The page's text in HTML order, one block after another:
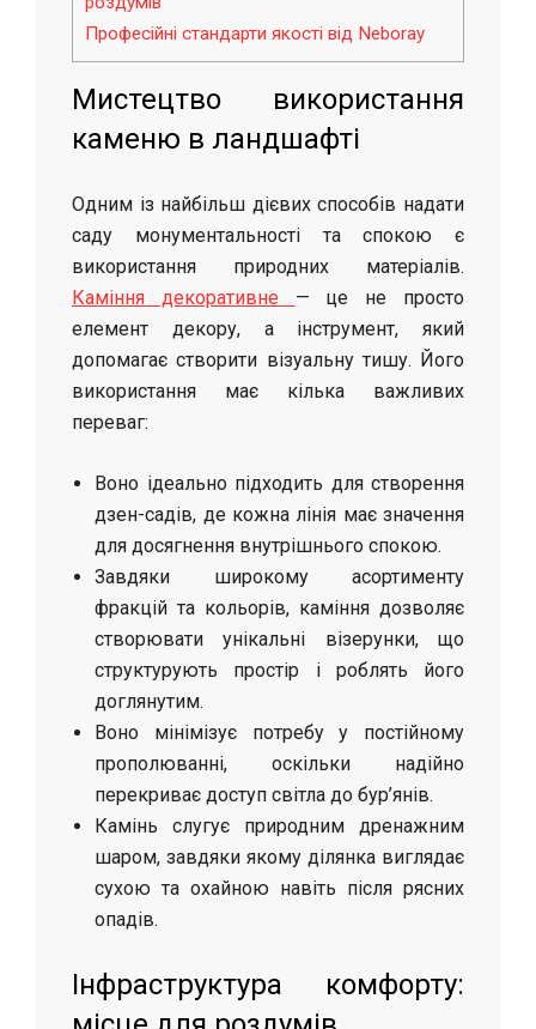
Професійні стандарти якості від Neboray
Мистецтво використання
каменю в ландшафті
Одним із найбільш дієвих способів надати
саду монументальності та спокою є
використання природних матеріалів.
Каміння декоративне — це не просто
елемент декору, а інструмент, який
допомагає створити візуальну тишу. Його
використання має кілька важливих
переваг:
Воно ідеально підходить для створення
дзен-садів, де кожна лінія має значення
для досягнення внутрішнього спокою.
Завдяки широкому асортименту
фракцій та кольорів, каміння дозволяє
створювати унікальні візерунки, що
структурують простір і роблять його
доглянутим.
Воно мінімізує потребу у постійному
прополюванні, оскільки надійно
перекриває доступ світла до бур’янів.
Камінь слугує природним дренажним
шаром, завдяки якому ділянка виглядає
сухою та охайною навіть після рясних
опадів.
Інфраструктура комфорту: